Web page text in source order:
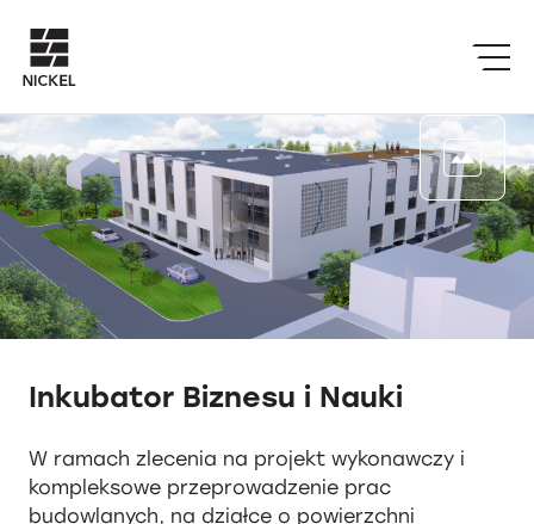
Inkubator Biznesu i Nauki
W ramach zlecenia na projekt wykonawczy i
kompleksowe przeprowadzenie prac
budowlanych, na działce o powierzchni